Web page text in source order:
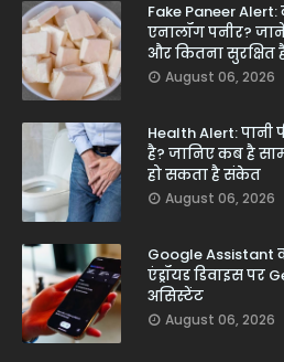
Fake Paneer
एनालॉग पनीर?
और कितना सुरक्षित
August 06, 2026
Health Alert: पानी
है? जानिए कब है
हो सकता है संकेत
August 06, 2026
Google Assistant
एंड्रॉयड डिवाइस पर
असिस्टेंट
August 06, 2026